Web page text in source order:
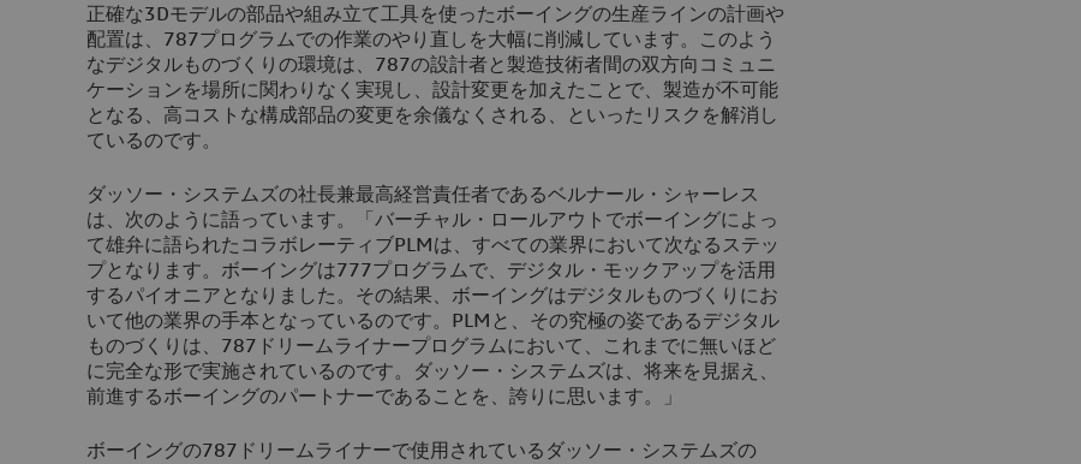
正確な3Dモデルの部品や組み立て工具を使ったボーイングの生産ラインの計画や
配置は、787プログラムでの作業のやり直しを大幅に削減しています。このよう
なデジタルものづくりの環境は、787の設計者と製造技術者間の双方向コミュニ
ケーションを場所に関わりなく実現し、設計変更を加えたことで、製造が不可能
となる、高コストな構成部品の変更を余儀なくされる、といったリスクを解消し
ているのです。
ダッソー・システムズの社長兼最高経営責任者であるベルナール・シャーレス
は、次のように語っています。「バーチャル・ロールアウトでボーイングによっ
て雄弁に語られたコラボレーティブPLMは、すべての業界において次なるステッ
プとなります。ボーイングは777プログラムで、デジタル・モックアップを活用
するパイオニアとなりました。その結果、ボーイングはデジタルものづくりにお
いて他の業界の手本となっているのです。PLMと、その究極の姿であるデジタル
ものづくりは、787ドリームライナープログラムにおいて、これまでに無いほど
に完全な形で実施されているのです。ダッソー・システムズは、将来を見据え、
前進するボーイングのパートナーであることを、誇りに思います。」
ボーイングの787ドリームライナーで使用されているダッソー・システムズの